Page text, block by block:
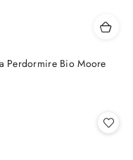
Perdormire Bio Moore